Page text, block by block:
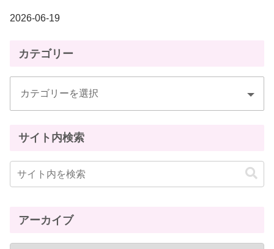
2026-06-19
カテゴリー
サイト内検索
アーカイブ